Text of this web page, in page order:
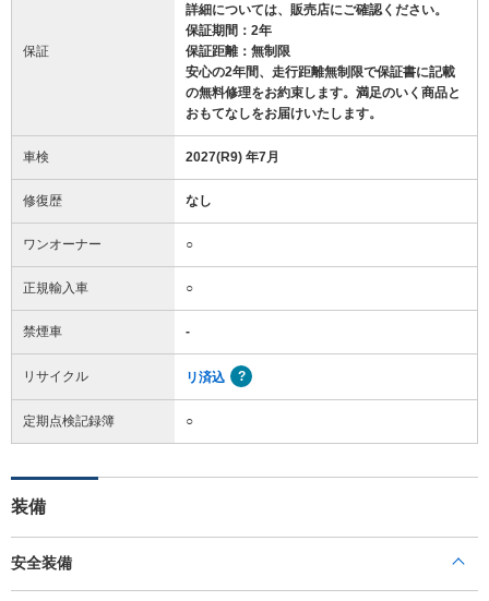
保証
詳細については、販売店にご確認ください。
保証期間：2年
保証距離：無制限
安心の2年間、走行距離無制限で保証書に記載
の無料修理をお約束します。満足のいく商品と
おもてなしをお届けいたします。
車検 2027(R9) 年7月
修復歴 なし
ワンオーナー ○
正規輸入車 ○
禁煙車 -
リサイクル リ済込
定期点検記録簿 ○
装備
安全装備